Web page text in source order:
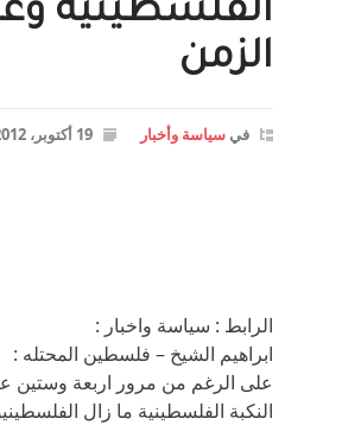
الفلسطينية
الزمن
في سياسة وأخبار 19 أكتوبر، 2012
الرابط : سياسة واخبار :
ابراهيم الشيخ – فلسطين المحتله :
على الرغم من مرور اربعة وستين
النكبة الفلسطينية ما زال